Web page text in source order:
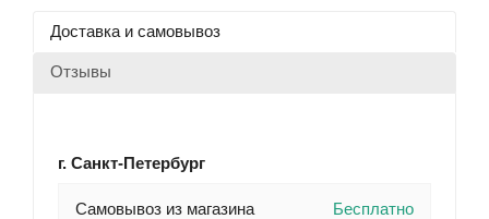
Доставка и самовывоз
Отзывы
г. Санкт-Петербург
Cамовывоз из магазина
Бесплатно